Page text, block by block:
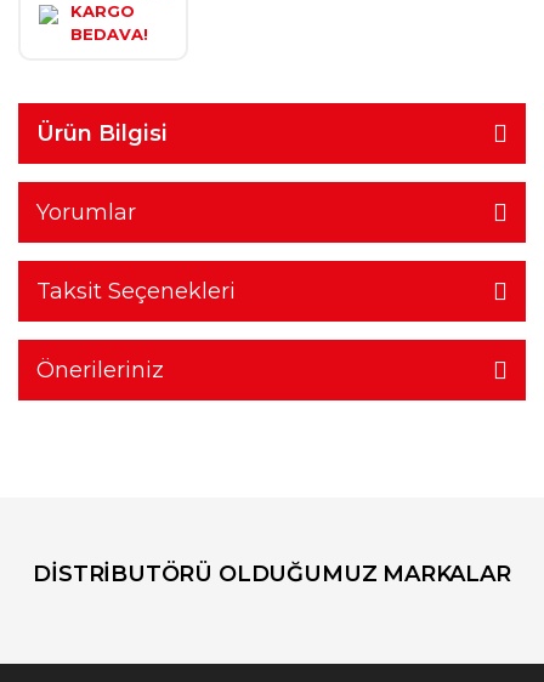
KARGO
BEDAVA!
Ürün Bilgisi
Yorumlar
Taksit Seçenekleri
Önerileriniz
DİSTRİBUTÖRÜ OLDUĞUMUZ MARKALAR